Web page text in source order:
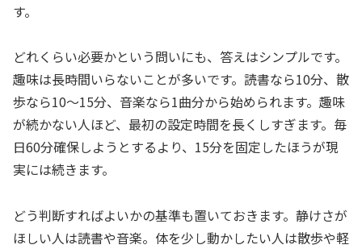
す。
どれくらい必要かという問いにも、答えはシンプルです。
趣味は長時間いらないことが多いです。読書なら10分、散
歩なら10〜15分、音楽なら1曲分から始められます。趣味
が続かない人ほど、最初の設定時間を長くしすぎます。毎
日60分確保しようとするより、15分を固定したほうが現
実には続きます。
どう判断すればよいかの基準も置いておきます。静けさが
ほしい人は読書や音楽。体を少し動かしたい人は散歩や軽